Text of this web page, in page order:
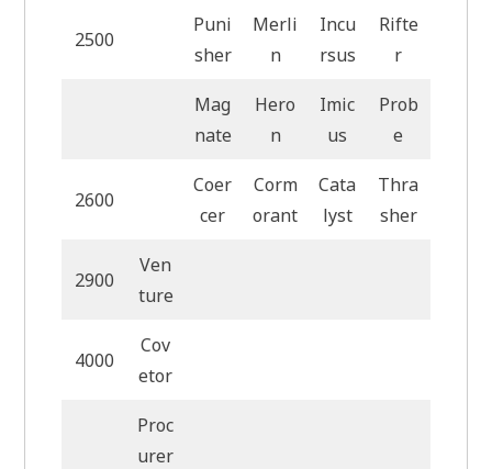
2500
Puni
sher
Merli
n
Incu
rsus
Rifte
r
Mag
nate
Hero
n
Imic
us
Prob
e
2600
Coer
cer
Corm
orant
Cata
lyst
Thra
sher
2900
Ven
ture
4000
Cov
etor
Proc
urer